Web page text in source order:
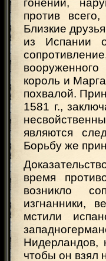
гонений,
против
Близкие
из Испании
король и
похвалой.
1581 г.,
являются
Борьбу же
время
возникло
изгнанники,
мстили
Нидерландов,
чтобы он взял